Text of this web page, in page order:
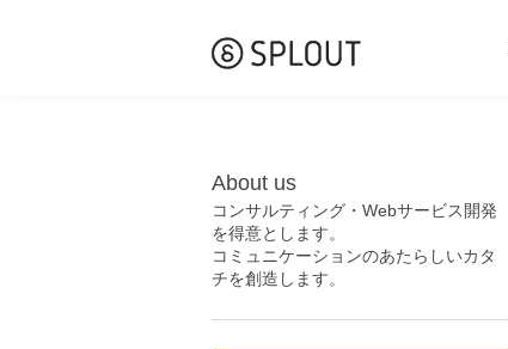
About us
コンサルティング・Webサービス開発
を得意とします。
コミュニケーションのあたらしいカタ
チを創造します。